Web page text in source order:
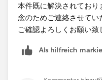
本件既に解決されており
念のためご連絡させてい
ご確認よろしくお願い致
Als hilfreich